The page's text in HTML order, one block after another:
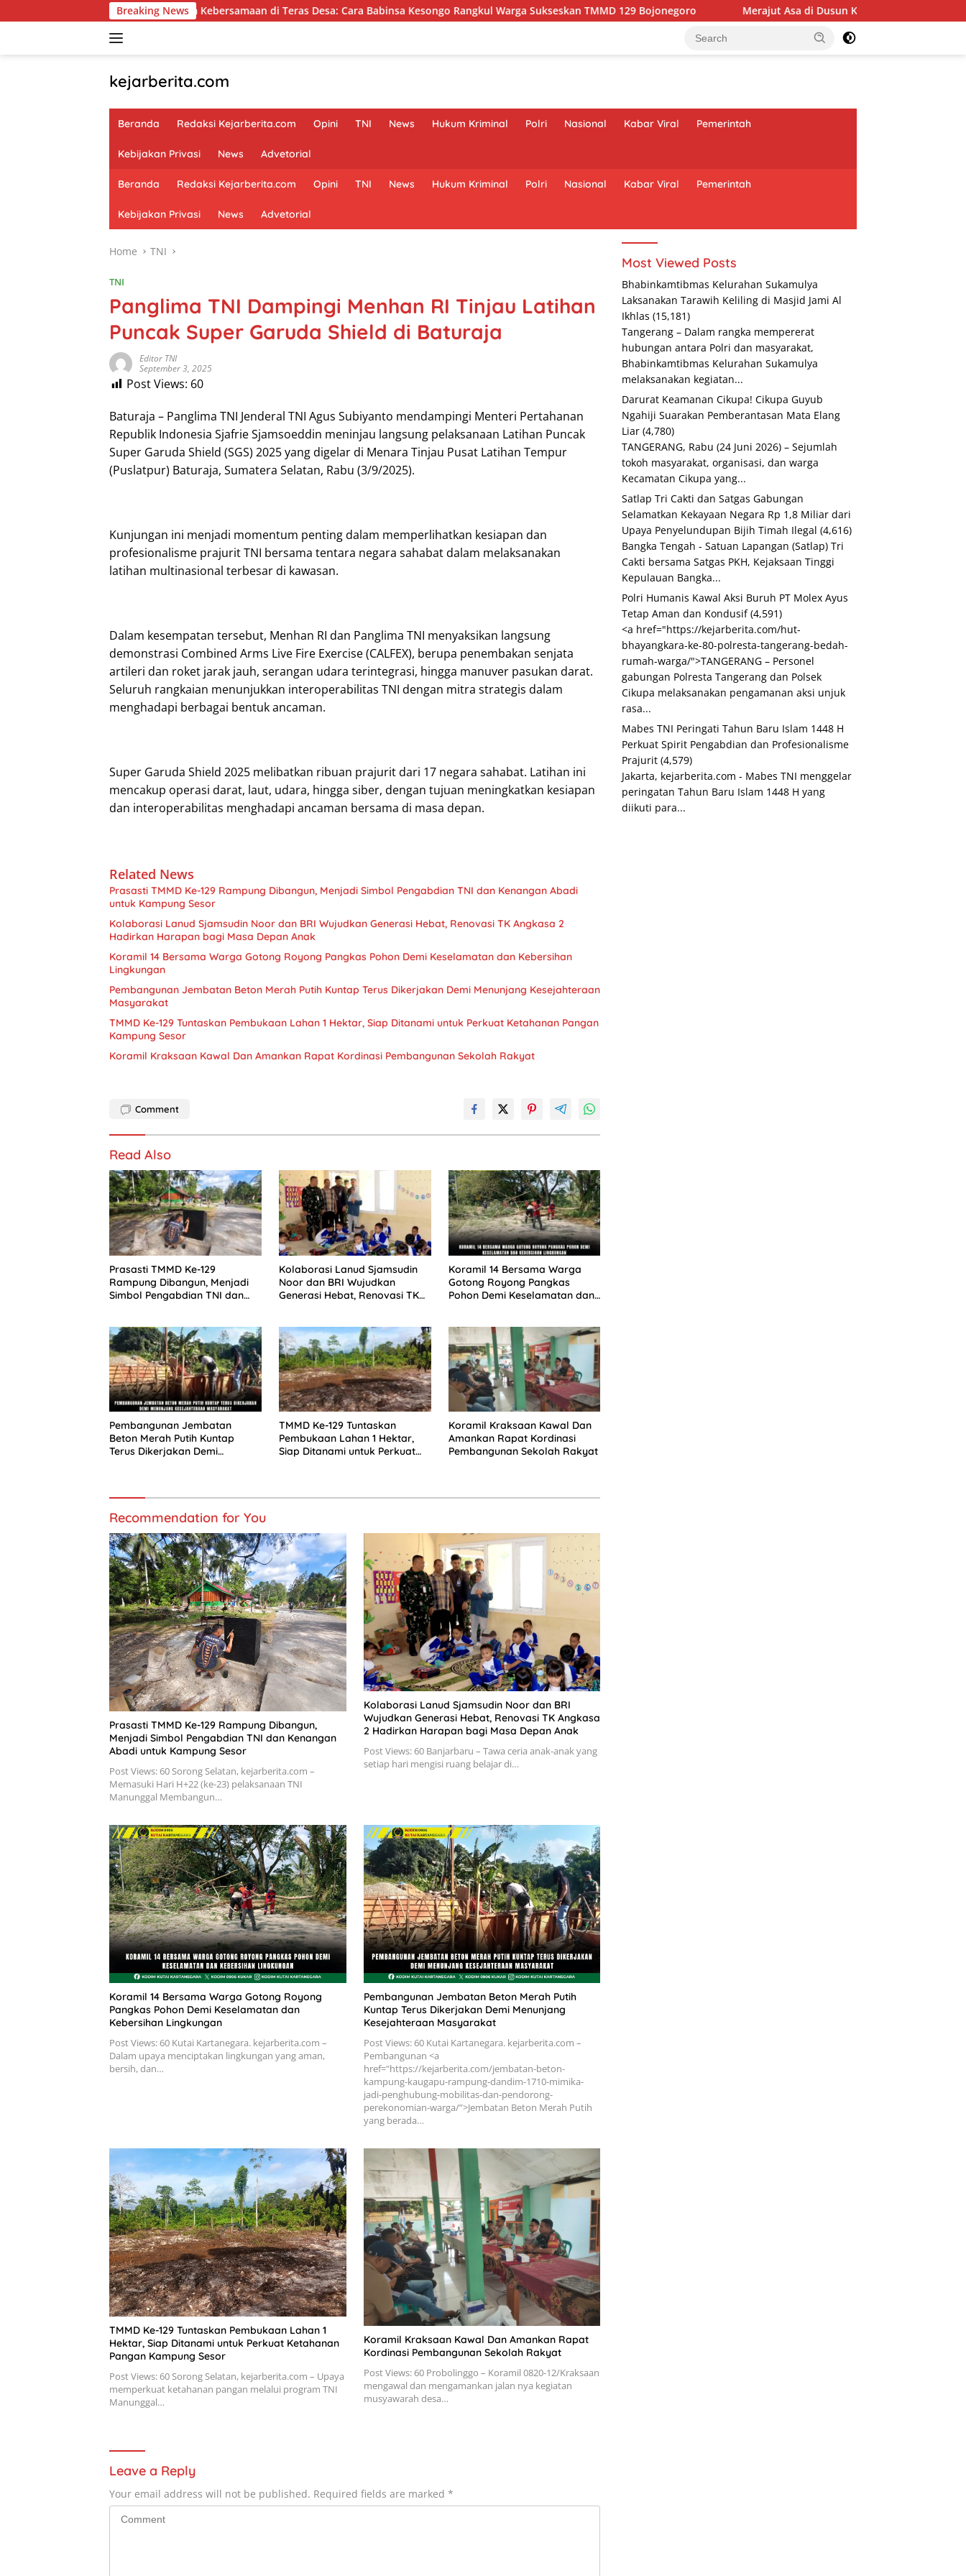
to
Breaking News
Menganyam Kebersamaan di Teras Desa: Cara Babinsa Kesongo Rangkul Warga Sukseskan TMMD 129 Bojonegoro Merajut Asa di Dusun Krebet: Satgas TMMD 129 Bojonegoro dan
kejarberita.com
Beranda Redaksi Kejarberita.com Opini TNI News Hukum Kriminal Polri Nasional Kabar Viral Pemerintah
Kebijakan Privasi News Advetorial
Beranda Redaksi Kejarberita.com Opini TNI News Hukum Kriminal Polri Nasional Kabar Viral Pemerintah
Kebijakan Privasi News Advetorial
Home TNI
TNI
Panglima TNI Dampingi Menhan RI Tinjau Latihan
Puncak Super Garuda Shield di Baturaja
Editor TNI
September 3, 2025
Post Views: 60
Baturaja – Panglima TNI Jenderal TNI Agus Subiyanto mendampingi Menteri Pertahanan
Republik Indonesia Sjafrie Sjamsoeddin meninjau langsung pelaksanaan Latihan Puncak
Super Garuda Shield (SGS) 2025 yang digelar di Menara Tinjau Pusat Latihan Tempur
(Puslatpur) Baturaja, Sumatera Selatan, Rabu (3/9/2025).
Kunjungan ini menjadi momentum penting dalam memperlihatkan kesiapan dan
profesionalisme prajurit TNI bersama tentara negara sahabat dalam melaksanakan
latihan multinasional terbesar di kawasan.
Dalam kesempatan tersebut, Menhan RI dan Panglima TNI menyaksikan langsung
demonstrasi Combined Arms Live Fire Exercise (CALFEX), berupa penembakan senjata
artileri dan roket jarak jauh, serangan udara terintegrasi, hingga manuver pasukan darat.
Seluruh rangkaian menunjukkan interoperabilitas TNI dengan mitra strategis dalam
menghadapi berbagai bentuk ancaman.
Super Garuda Shield 2025 melibatkan ribuan prajurit dari 17 negara sahabat. Latihan ini
mencakup operasi darat, laut, udara, hingga siber, dengan tujuan meningkatkan kesiapan
dan interoperabilitas menghadapi ancaman bersama di masa depan.
Related News
Prasasti TMMD Ke-129 Rampung Dibangun, Menjadi Simbol Pengabdian TNI dan Kenangan Abadi
untuk Kampung Sesor
Kolaborasi Lanud Sjamsudin Noor dan BRI Wujudkan Generasi Hebat, Renovasi TK Angkasa 2
Hadirkan Harapan bagi Masa Depan Anak
Koramil 14 Bersama Warga Gotong Royong Pangkas Pohon Demi Keselamatan dan Kebersihan
Lingkungan
Pembangunan Jembatan Beton Merah Putih Kuntap Terus Dikerjakan Demi Menunjang Kesejahteraan
Masyarakat
TMMD Ke-129 Tuntaskan Pembukaan Lahan 1 Hektar, Siap Ditanami untuk Perkuat Ketahanan Pangan
Kampung Sesor
Koramil Kraksaan Kawal Dan Amankan Rapat Kordinasi Pembangunan Sekolah Rakyat
Comment
Read Also
Prasasti TMMD Ke-129
Rampung Dibangun, Menjadi
Simbol Pengabdian TNI dan
Kolaborasi Lanud Sjamsudin
Noor dan BRI Wujudkan
Generasi Hebat, Renovasi TK
Koramil 14 Bersama Warga
Gotong Royong Pangkas
Pohon Demi Keselamatan dan
Pembangunan Jembatan
Beton Merah Putih Kuntap
Terus Dikerjakan Demi
TMMD Ke-129 Tuntaskan
Pembukaan Lahan 1 Hektar,
Siap Ditanami untuk Perkuat
Koramil Kraksaan Kawal Dan
Amankan Rapat Kordinasi
Pembangunan Sekolah Rakyat
Recommendation for You
Prasasti TMMD Ke-129 Rampung Dibangun,
Menjadi Simbol Pengabdian TNI dan Kenangan
Abadi untuk Kampung Sesor
Post Views: 60 Sorong Selatan, kejarberita.com –
Memasuki Hari H+22 (ke-23) pelaksanaan TNI
Manunggal Membangun…
Kolaborasi Lanud Sjamsudin Noor dan BRI
Wujudkan Generasi Hebat, Renovasi TK Angkasa
2 Hadirkan Harapan bagi Masa Depan Anak
Post Views: 60 Banjarbaru – Tawa ceria anak-anak yang
setiap hari mengisi ruang belajar di…
Koramil 14 Bersama Warga Gotong Royong
Pangkas Pohon Demi Keselamatan dan
Kebersihan Lingkungan
Post Views: 60 Kutai Kartanegara. kejarberita.com –
Dalam upaya menciptakan lingkungan yang aman,
bersih, dan…
Pembangunan Jembatan Beton Merah Putih
Kuntap Terus Dikerjakan Demi Menunjang
Kesejahteraan Masyarakat
Post Views: 60 Kutai Kartanegara. kejarberita.com –
Pembangunan <a
href="https://kejarberita.com/jembatan-beton-
kampung-kaugapu-rampung-dandim-1710-mimika-
jadi-penghubung-mobilitas-dan-pendorong-
perekonomian-warga/”>Jembatan Beton Merah Putih
yang berada…
TMMD Ke-129 Tuntaskan Pembukaan Lahan 1
Hektar, Siap Ditanami untuk Perkuat Ketahanan
Pangan Kampung Sesor
Post Views: 60 Sorong Selatan, kejarberita.com – Upaya
memperkuat ketahanan pangan melalui program TNI
Manunggal…
Koramil Kraksaan Kawal Dan Amankan Rapat
Kordinasi Pembangunan Sekolah Rakyat
Post Views: 60 Probolinggo – Koramil 0820-12/Kraksaan
mengawal dan mengamankan jalan nya kegiatan
musyawarah desa…
Leave a Reply
Your email address will not be published. Required fields are marked *
Most Viewed Posts
Bhabinkamtibmas Kelurahan Sukamulya
Laksanakan Tarawih Keliling di Masjid Jami Al
Ikhlas (15,181)
Tangerang – Dalam rangka mempererat
hubungan antara Polri dan masyarakat,
Bhabinkamtibmas Kelurahan Sukamulya
melaksanakan kegiatan...
Darurat Keamanan Cikupa! Cikupa Guyub
Ngahiji Suarakan Pemberantasan Mata Elang
Liar (4,780)
TANGERANG, Rabu (24 Juni 2026) – Sejumlah
tokoh masyarakat, organisasi, dan warga
Kecamatan Cikupa yang...
Satlap Tri Cakti dan Satgas Gabungan
Selamatkan Kekayaan Negara Rp 1,8 Miliar dari
Upaya Penyelundupan Bijih Timah Ilegal (4,616)
Bangka Tengah - Satuan Lapangan (Satlap) Tri
Cakti bersama Satgas PKH, Kejaksaan Tinggi
Kepulauan Bangka...
Polri Humanis Kawal Aksi Buruh PT Molex Ayus
Tetap Aman dan Kondusif (4,591)
<a href="https://kejarberita.com/hut-
bhayangkara-ke-80-polresta-tangerang-bedah-
rumah-warga/">TANGERANG – Personel
gabungan Polresta Tangerang dan Polsek
Cikupa melaksanakan pengamanan aksi unjuk
rasa...
Mabes TNI Peringati Tahun Baru Islam 1448 H
Perkuat Spirit Pengabdian dan Profesionalisme
Prajurit (4,579)
Jakarta, kejarberita.com - Mabes TNI menggelar
peringatan Tahun Baru Islam 1448 H yang
diikuti para...